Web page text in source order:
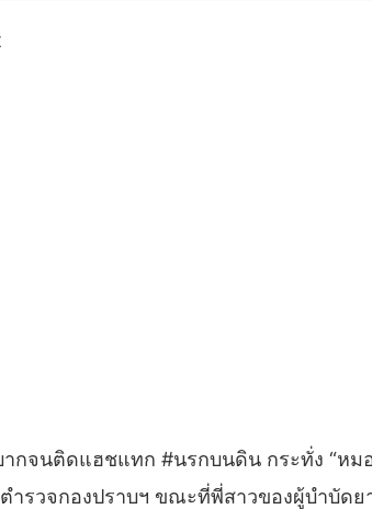
จนติดแฮชแทก #นรกบนดิน กระทั่ง “หมอ
รวจกองปราบฯ ขณะที่พี่สาวของผู้บำบัดย